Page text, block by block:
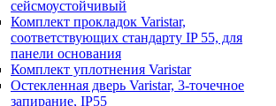
сейсмоустойчивый
Комплект прокладок Varistar,
соответствующих стандарту IP 55, для
панели основания
Комплект уплотнения Varistar
Остекленная дверь Varistar, 3-точечное
запирание, IP55